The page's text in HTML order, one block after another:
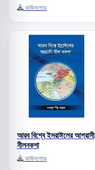
ডাউনলোড
আরব বিশ্বে ইসরাঈলের আগ্রাসী
নীলনকশা
ডাউনলোড